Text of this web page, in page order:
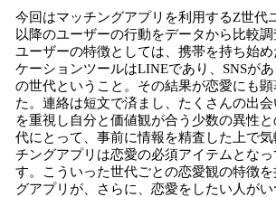
今回はマッチングアプリを利用するZ世代
以降のユーザーの行動をデータから比較
ユーザーの特徴としては、携帯を持ち始
ケーションツールはLINEであり、SNSが
の世代ということ。その結果が恋愛にも
た。連絡は短文で済まし、たくさんの出
を重視し自分と価値観が合う少数の異性
代にとって、事前に情報を精査した上で
チングアプリは恋愛の必須アイテムとなっ
す。こういった世代ごとの恋愛観の特徴
グアプリが、さらに、恋愛をしたい人がい